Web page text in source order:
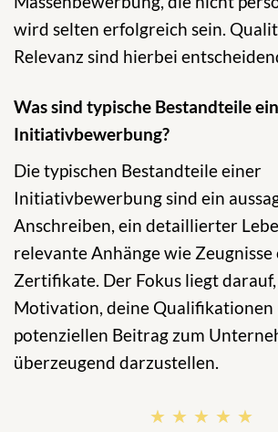
wird selten erfolgreich sein.
Relevanz sind hierbei
Was sind typische Bestandteile
Initiativbewerbung?
Die typischen Bestandteile einer
Initiativbewerbung sind ein
Anschreiben, ein detaillierter
relevante Anhänge wie Zeugnisse
Zertifikate. Der Fokus liegt
Motivation, deine Qualifikationen
potenziellen Beitrag zum
überzeugend darzustellen.
★★★★★
★★★★★